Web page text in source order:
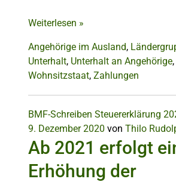
Weiterlesen »
Angehörige im Ausland,
Unterhalt, Unterhalt an Angehörige,
Wohnsitzstaat, Zahlungen
BMF-Schreiben Steuererklärung
9. Dezember 2020 von Thilo
Ab 2021 erfolgt
Erhöhung der